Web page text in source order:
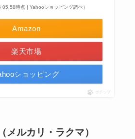
05:58時点 | Yahooショッピング調べ）
Amazon
楽天市場
ショッピング
ポチップ
ルカリ・ラクマ）